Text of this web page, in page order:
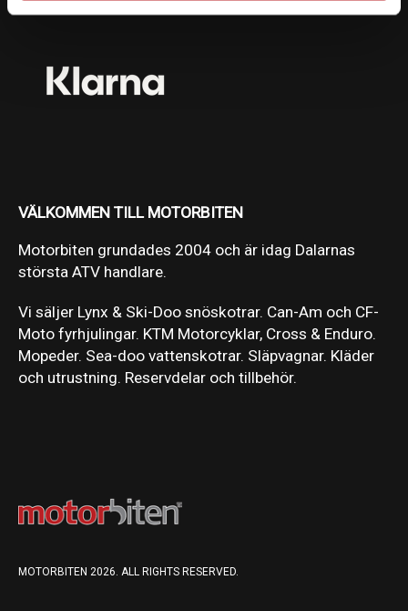
VÄLKOMMEN TILL MOTORBITEN
Motorbiten grundades 2004 och är idag Dalarnas
största ATV handlare.
Vi säljer Lynx & Ski-Doo snöskotrar. Can-Am och CF-
Moto fyrhjulingar. KTM Motorcyklar, Cross & Enduro.
Mopeder. Sea-doo vattenskotrar. Släpvagnar. Kläder
och utrustning. Reservdelar och tillbehör.
MOTORBITEN 2026. ALL RIGHTS RESERVED.